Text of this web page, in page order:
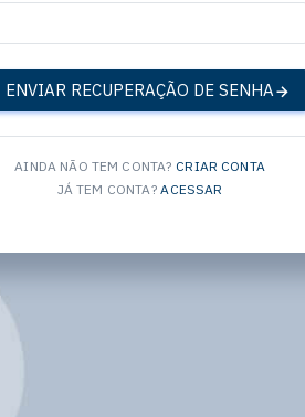
ENVIAR RECUPERAÇÃO DE SENHA
AINDA NÃO TEM CONTA? CRIAR CONTA
JÁ TEM CONTA? ACESSAR